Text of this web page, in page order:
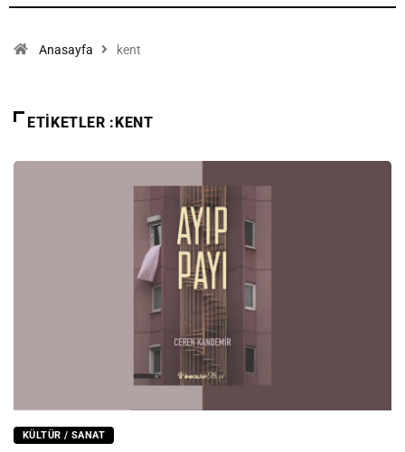
Anasayfa kent
ETIKETLER :KENT
KÜLTÜR / SANAT